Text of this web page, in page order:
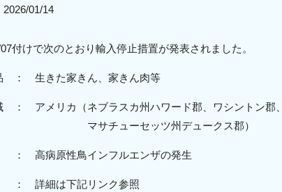
2026/01/14
付けで次のとおり輸入停止措置が発表されました。
： 生きた家きん、家きん肉等
： アメリカ（ネブラスカ州ハワード郡、ワシントン郡
チューセッツ州デュークス郡）
： 高病原性鳥インフルエンザの発生
詳細は下記リンク参照